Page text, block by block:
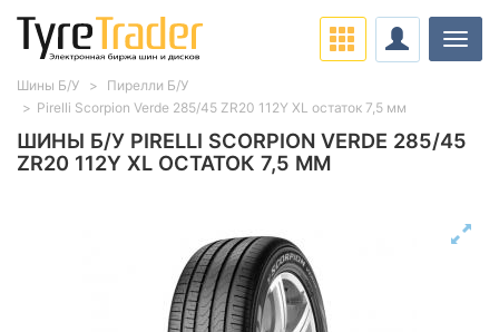
ШИНЫ Б/У PIRELLI SCORPION VERDE 285/45
ZR20 112Y XL ОСТАТОК 7,5 ММ
Шины Б/У
Пирелли Б/У
Pirelli Scorpion Verde 285/45 ZR20 112Y XL остаток 7,5 мм